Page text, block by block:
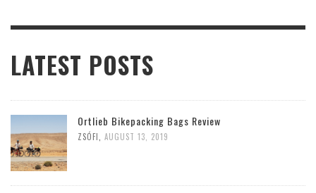
LATEST POSTS
Ortlieb Bikepacking Bags Review
ZSÓFI, AUGUST 13, 2019